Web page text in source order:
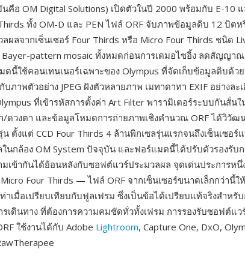
คือ OM Digital Solutions) เปิดตัวในปี 2000 พร้อมกับ E-10
ทั้ง OM-D และ PEN ไฟล์ ORF จับภาพข้อมูลดิบ 12 บิต
ผลจากเซ็นเซอร์ Four Thirds หรือ Micro Four Thirds ชนิด
pattern mosaic ทั้งหมดก่อนการเดมอไซอิ้ง ลดสัญญา
ตนี้ใช้คอนเทนเนอร์เฉพาะของ Olympus ที่จัดเก็บข้อมูลดิบด้
บภาพตัวอย่าง JPEG ฝังตัวหลายภาพ เมทาดาทา EXIF อย่างล
ที่เข้ารหัสการตั้งค่า Art Filter พารามิเตอร์ระบบกันสั่น
/ดวงตา และข้อมูลโหมดการถ่ายภาพเชิงคำนวณ ORF ได้วิวัฒ
น ตั้งแต่ CCD Four Thirds 4 ล้านพิกเซลรุ่นแรกจนถึงเซ็นเซอร์
ในกล้อง OM System ปัจจุบัน และฟอร์แมตนี้ได้ปรับตัวรองรับ
มเข้ากันได้ย้อนหลังกับซอฟต์แวร์ประมวลผล จุดเด่นประการห
Four Thirds — ไฟล์ ORF จากเซ็นเซอร์ขนาดเล็กกว่านี้
ท่าเมื่อเปรียบเทียบกับฟูลเฟรม ซึ่งเป็นข้อได้เปรียบแท้จริงสำห
รเดินทาง ที่ต้องการความคมชัดทั่วทั้งเฟรม การรองรับซอฟต์แ
ใช้งานได้กับ Adobe Lightroom, Capture One, DxO,